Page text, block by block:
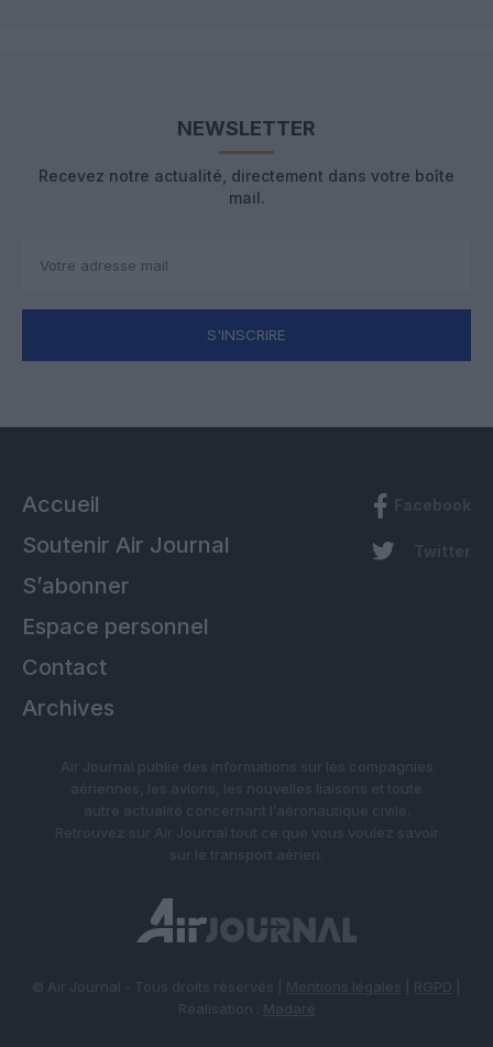
NEWSLETTER
Recevez notre actualité, directement dans votre boîte
mail.
S'INSCRIRE
Accueil
Soutenir Air Journal
S’abonner
Espace personnel
Contact
Archives